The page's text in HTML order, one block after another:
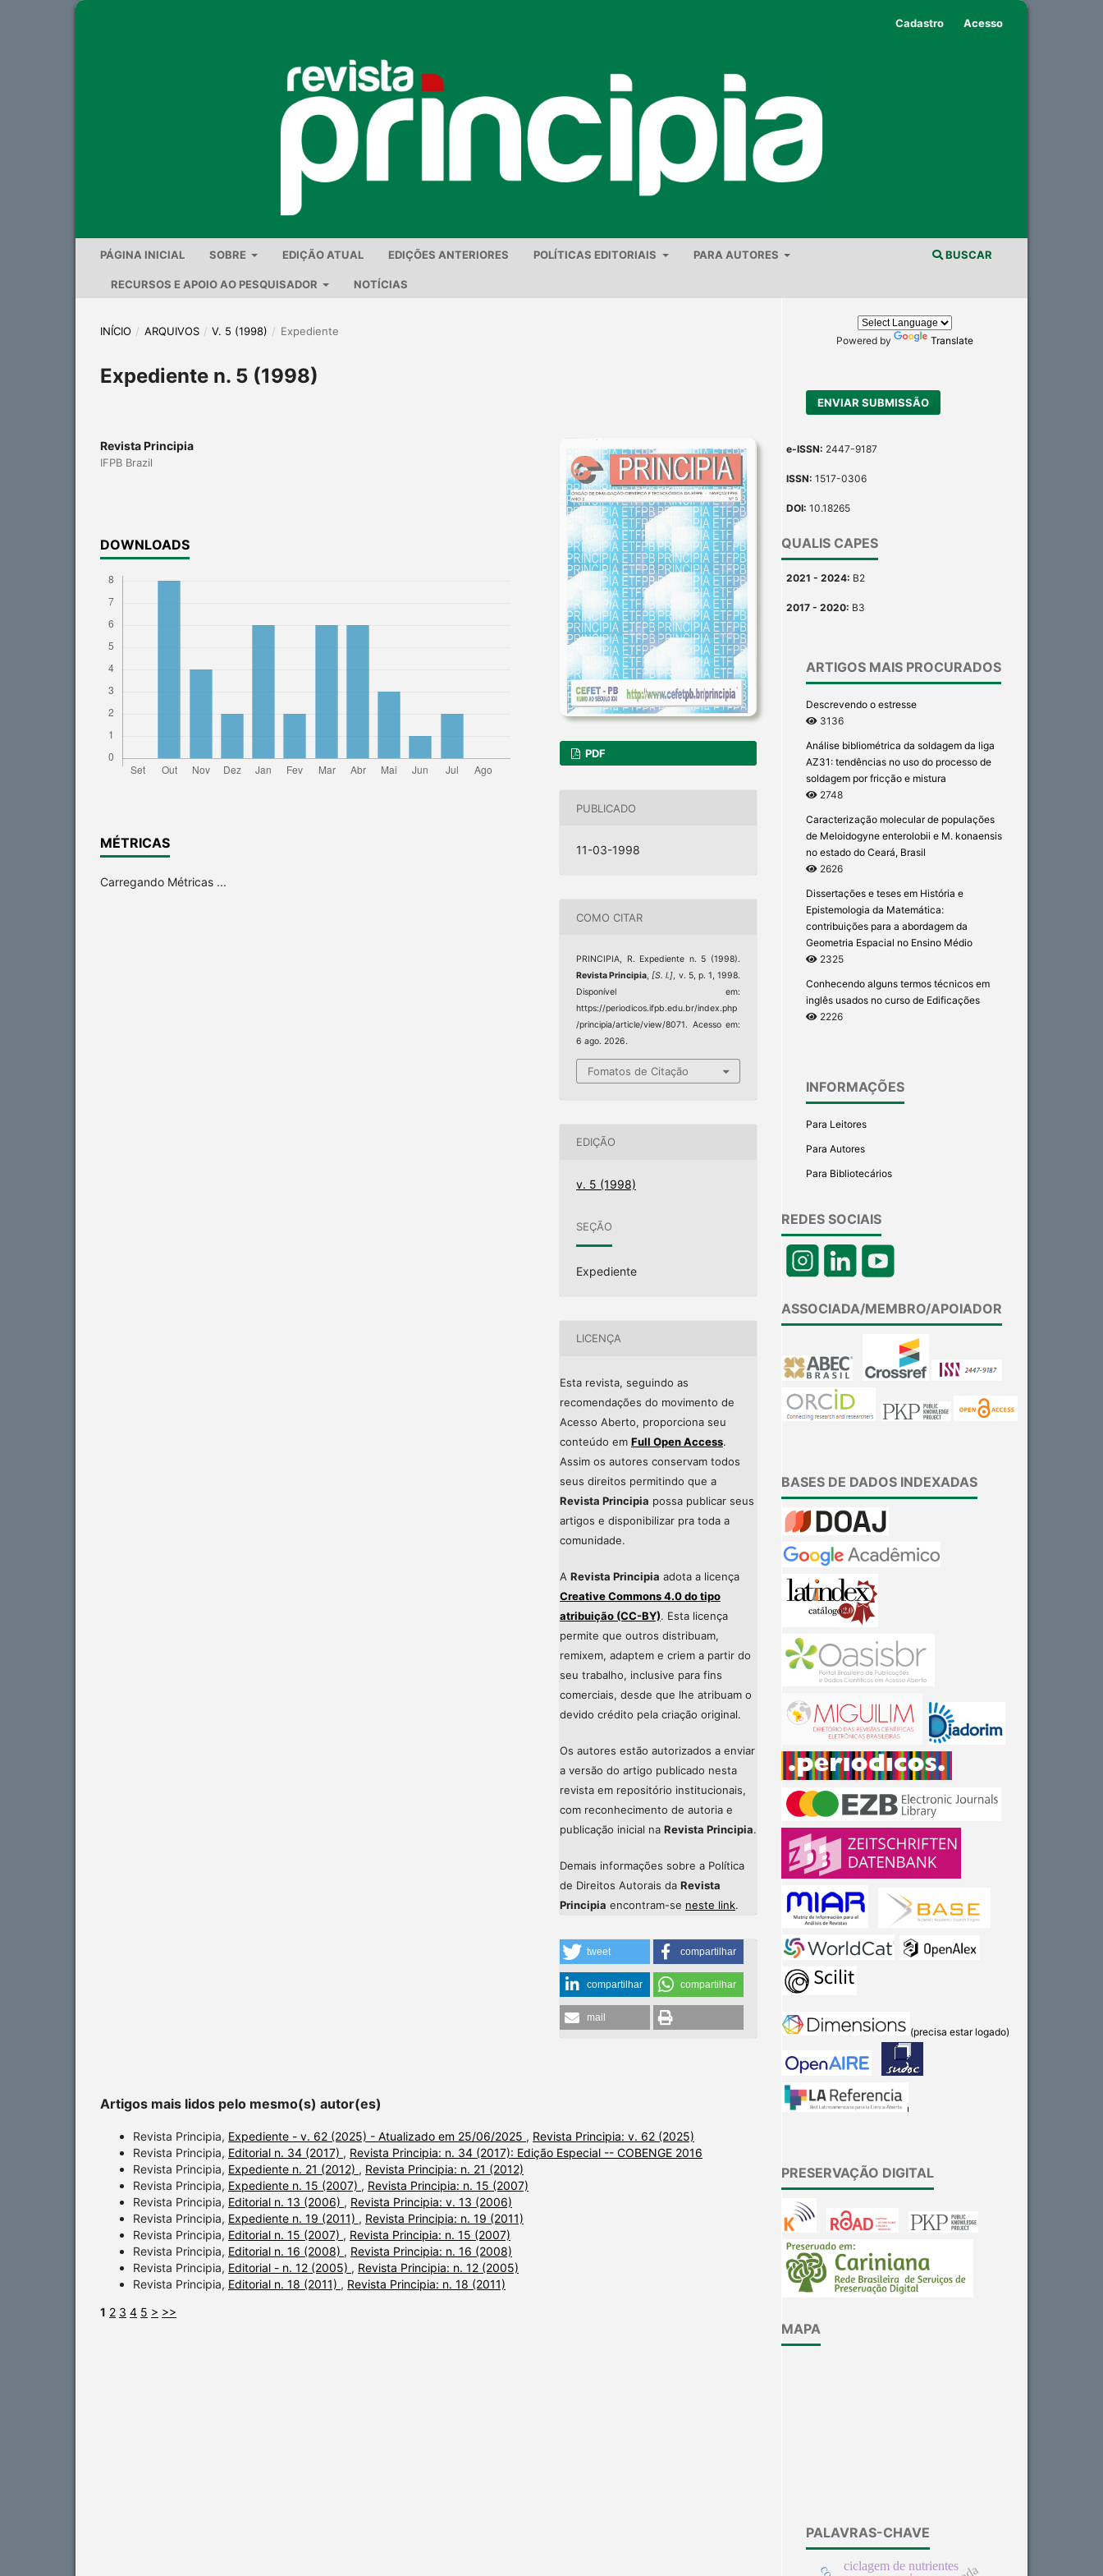
PÁGINA INICIAL SOBRE EDIÇÃO ATUAL EDIÇÕES ANTERIORES POLÍTICAS EDITORIAIS PARA AUTORES
RECURSOS E APOIO AO PESQUISADOR NOTÍCIAS
BUSCAR
Cadastro Acesso
INÍCIO / ARQUIVOS / V. 5 (1998) / Expediente
Expediente n. 5 (1998)
Revista Principia
IFPB Brazil
DOWNLOADS
MÉTRICAS
Carregando Métricas ...
PDF
PUBLICADO
11-03-1998
COMO CITAR
PRINCIPIA, R. Expediente n. 5 (1998).
Revista Principia,[S. l.], v. 5, p. 1, 1998.
Disponível em:
https://periodicos.ifpb.edu.br/index.php
/principia/article/view/8071. Acesso em:
6 ago. 2026.
Fomatos de Citação
EDIÇÃO
v. 5 (1998)
SEÇÃO
Expediente
LICENÇA
Esta revista, seguindo as
recomendações do movimento de
Acesso Aberto, proporciona seu
conteúdo em Full Open Access.
Assim os autores conservam todos
seus direitos permitindo que a
Revista Principia possa publicar seus
artigos e disponibilizar pra toda a
comunidade.
A Revista Principia adota a licença
Creative Commons 4.0 do tipo
atribuição (CC-BY). Esta licença
permite que outros distribuam,
remixem, adaptem e criem a partir do
seu trabalho, inclusive para fins
comerciais, desde que lhe atribuam o
devido crédito pela criação original.
Os autores estão autorizados a enviar
a versão do artigo publicado nesta
revista em repositório institucionais,
com reconhecimento de autoria e
publicação inicial na Revista Principia.
Demais informações sobre a Política
de Direitos Autorais da Revista
Principia encontram-se neste link.
tweet compartilhar
compartilhar compartilhar
mail
Artigos mais lidos pelo mesmo(s) autor(es)
Revista Principia, Expediente - v. 62 (2025) - Atualizado em 25/06/2025 , Revista Principia: v. 62 (2025)
Revista Principia, Editorial n. 34 (2017) , Revista Principia: n. 34 (2017): Edição Especial -- COBENGE 2016
Revista Principia, Expediente n. 21 (2012) , Revista Principia: n. 21 (2012)
Revista Principia, Expediente n. 15 (2007) , Revista Principia: n. 15 (2007)
Revista Principia, Editorial n. 13 (2006) , Revista Principia: v. 13 (2006)
Revista Principia, Expediente n. 19 (2011) , Revista Principia: n. 19 (2011)
Revista Principia, Editorial n. 15 (2007) , Revista Principia: n. 15 (2007)
Revista Principia, Editorial n. 16 (2008) , Revista Principia: n. 16 (2008)
Revista Principia, Editorial - n. 12 (2005) , Revista Principia: n. 12 (2005)
Revista Principia, Editorial n. 18 (2011) , Revista Principia: n. 18 (2011)
1 2 3 4 5 > >>
Powered by Translate
ENVIAR SUBMISSÃO
e-ISSN: 2447-9187
ISSN: 1517-0306
DOI: 10.18265
QUALIS CAPES
2021 - 2024: B2
2017 - 2020: B3
ARTIGOS MAIS PROCURADOS
Descrevendo o estresse
3136
Análise bibliométrica da soldagem da liga
AZ31: tendências no uso do processo de
soldagem por fricção e mistura
2748
Caracterização molecular de populações
de Meloidogyne enterolobii e M. konaensis
no estado do Ceará, Brasil
2626
Dissertações e teses em História e
Epistemologia da Matemática:
contribuições para a abordagem da
Geometria Espacial no Ensino Médio
2325
Conhecendo alguns termos técnicos em
inglês usados no curso de Edificações
2226
INFORMAÇÕES
Para Leitores
Para Autores
Para Bibliotecários
REDES SOCIAIS
ASSOCIADA/MEMBRO/APOIADOR
BASES DE DADOS INDEXADAS
(precisa estar logado)
PRESERVAÇÃO DIGITAL
MAPA
PALAVRAS-CHAVE
ciclagem de nutrientes